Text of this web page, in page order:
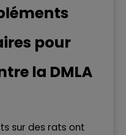
pour
la DMLA
sur des rats ont